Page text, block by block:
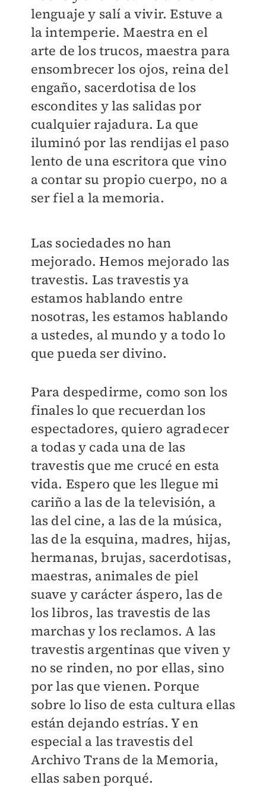
lenguaje y salí a vivir. Estuve a
la intemperie. Maestra en el
arte de los trucos, maestra para
ensombrecer los ojos, reina del
engaño, sacerdotisa de los
escondites y las salidas por
cualquier rajadura. La que
iluminó por las rendijas el paso
lento de una escritora que vino
a contar su propio cuerpo, no a
ser fiel a la memoria.
Las sociedades no han
mejorado. Hemos mejorado las
travestis. Las travestis ya
estamos hablando entre
nosotras, les estamos hablando
a ustedes, al mundo y a todo lo
que pueda ser divino.
Para despedirme, como son los
finales lo que recuerdan los
espectadores, quiero agradecer
a todas y cada una de las
travestis que me crucé en esta
vida. Espero que les llegue mi
cariño a las de la televisión, a
las del cine, a las de la música,
las de la esquina, madres, hijas,
hermanas, brujas, sacerdotisas,
maestras, animales de piel
suave y carácter áspero, las de
los libros, las travestis de las
marchas y los reclamos. A las
travestis argentinas que viven y
no se rinden, no por ellas, sino
por las que vienen. Porque
sobre lo liso de esta cultura ellas
están dejando estrías. Y en
especial a las travestis del
Archivo Trans de la Memoria,
ellas saben porqué.